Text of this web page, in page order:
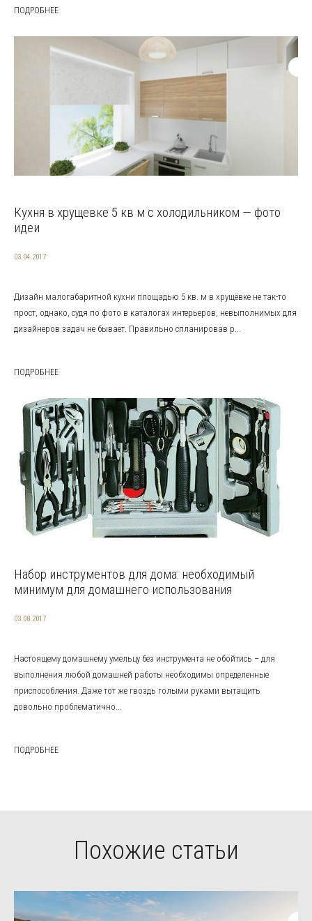
ПОДРОБНЕЕ
Кухня в хрущевке 5 кв м с холодильником — фото
идеи
03.04.2017
Дизайн малогабаритной кухни площадью 5 кв. м в хрущёвке не так-то
прост, однако, судя по фото в каталогах интерьеров, невыполнимых для
дизайнеров задач не бывает. Правильно спланировав р...
ПОДРОБНЕЕ
Набор инструментов для дома: необходимый
минимум для домашнего использования
03.08.2017
Настоящему домашнему умельцу без инструмента не обойтись – для
выполнения любой домашней работы необходимы определенные
приспособления. Даже тот же гвоздь голыми руками вытащить
довольно проблематично...
ПОДРОБНЕЕ
Похожие статьи